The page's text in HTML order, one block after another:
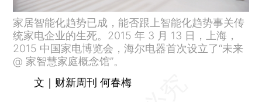
家居智能化趋势已成，能否跟上智能化趋势事关传
统家电企业的生死。2015 年 3 月 13 日，上海，
2015 中国家电博览会，海尔电器首次设立了“未来
@ 家智慧家庭概念馆”。
文｜财新周刊 何春梅